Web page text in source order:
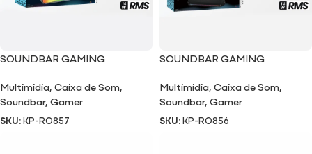
SOUNDBAR GAMING
Multimidia,Caixa de Som,
Soundbar,Gamer
SKU:KP-RO857
SOUNDBAR GAMING
Multimidia,Caixa de Som,
Soundbar,Gamer
SKU:KP-RO856